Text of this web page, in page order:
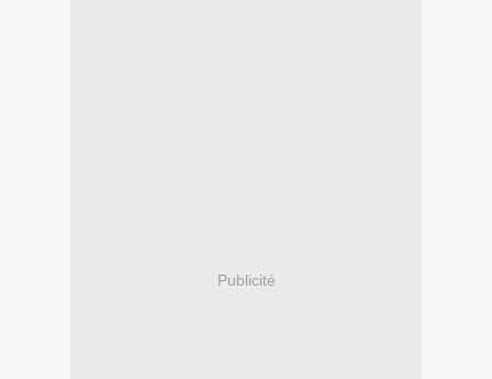
Publicité